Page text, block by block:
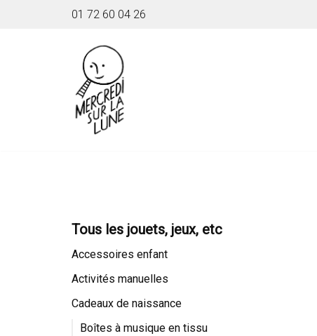
01 72 60 04 26
Tous les jouets, jeux, etc
Accessoires enfant
Activités manuelles
Cadeaux de naissance
Boîtes à musique en tissu